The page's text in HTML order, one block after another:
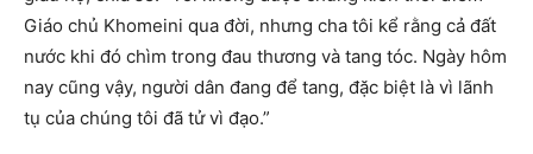
Giáo chủ Khomeini qua đời, nhưng cha tôi kể rằng cả đất
nước khi đó chìm trong đau thương và tang tóc. Ngày hôm
nay cũng vậy, người dân đang để tang, đặc biệt là vì lãnh
tụ của chúng tôi đã tử vì đạo.”